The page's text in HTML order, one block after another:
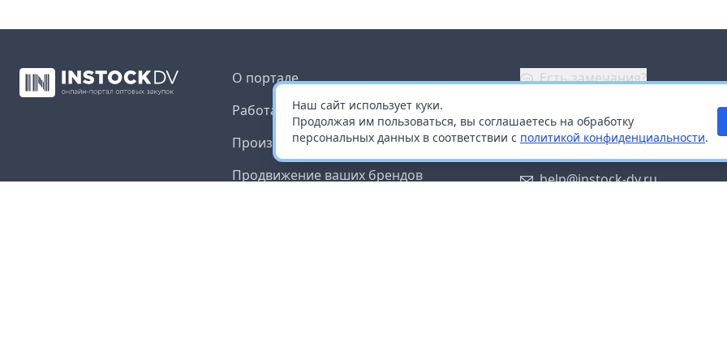
Наш сайт использует куки.
Продолжая им пользоваться, вы соглашаетесь на обработку
персональных данных в соответствии с политикой конфиденциальности.
О портале
Работа с платформой
Производителям и дистрибьюторам
Продвижение ваших брендов
Есть замечания?
Заказать звонок
help@instock-dv.ru